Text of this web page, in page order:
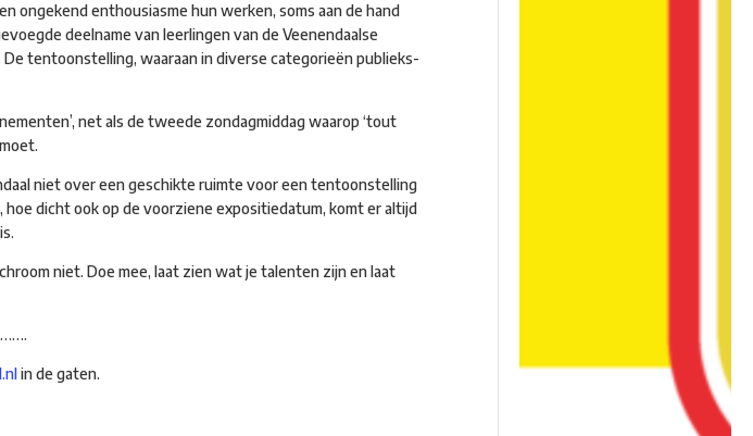
ongekend enthousiasme hun werken, soms aan de hand
deelname van leerlingen van de Veenendaalse
tentoonstelling, waaraan in diverse categorieën publieks-
net als de tweede zondagmiddag waarop ‘tout
niet over een geschikte ruimte voor een tentoonstelling
dicht ook op de voorziene expositiedatum, komt er altijd
niet. Doe mee, laat zien wat je talenten zijn en laat
in de gaten.